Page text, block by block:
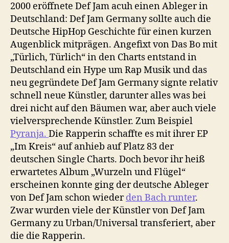
2000 eröffnete Def Jam acuh einen Ableger in
Deutschland: Def Jam Germany sollte auch die
Deutsche HipHop Geschichte für einen kurzen
Augenblick mitprägen. Angefixt von Das Bo mit
„Türlich, Türlich“ in den Charts entstand in
Deutschland ein Hype um Rap Musik und das
neu gegründete Def Jam Germany signte relativ
schnell neue Künstler, darunter alles was bei
drei nicht auf den Bäumen war, aber auch viele
vielversprechende Künstler. Zum Beispiel
Pyranja. Die Rapperin schaffte es mit ihrer EP
„Im Kreis“ auf anhieb auf Platz 83 der
deutschen Single Charts. Doch bevor ihr heiß
erwartetes Album „Wurzeln und Flügel“
erscheinen konnte ging der deutsche Ableger
von Def Jam schon wiederden Bach runter.
Zwar wurden viele der Künstler von Def Jam
Germany zu Urban/Universal transferiert, aber
die die Rapperin.